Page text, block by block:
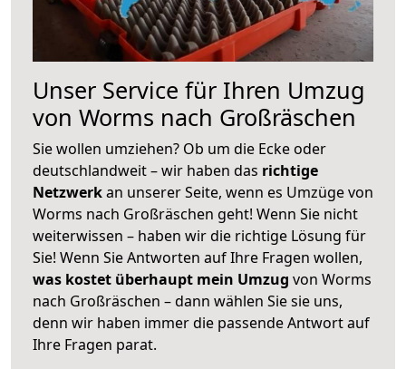
Unser Service für Ihren Umzug
von Worms nach Großräschen
Sie wollen umziehen? Ob um die Ecke oder
deutschlandweit – wir haben das richtige
Netzwerkan unserer Seite, wenn es Umzüge von
Worms nach Großräschen geht! Wenn Sie nicht
weiterwissen – haben wir die richtige Lösung für
Sie! Wenn Sie Antworten auf Ihre Fragen wollen,
was kostet überhaupt mein Umzug von Worms
nach Großräschen – dann wählen Sie sie uns,
denn wir haben immer die passende Antwort auf
Ihre Fragen parat.